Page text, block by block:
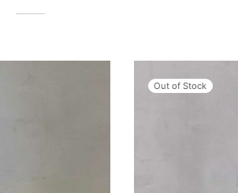
Out of Stock